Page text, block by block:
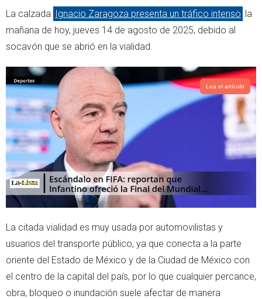
t
t
r
t
s
a
p
p
La calzada Ignacio Zaragoza presenta un tráfico intenso la
mañana de hoy, jueves 14 de agosto de 2025, debido al
socavón que se abrió en la vialidad.
Lea el artículo
La citada vialidad es muy usada por automovilistas y
usuarios del transporte público, ya que conecta a la parte
oriente del Estado de México y de la Ciudad de México con
el centro de la capital del país, por lo que cualquier percance,
obra, bloqueo o inundación suele afectar de manera